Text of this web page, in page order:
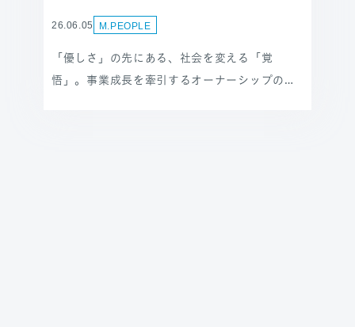
26.06.05 M.PEOPLE
「優しさ」の先にある、社会を変える「覚
悟」。事業成長を牽引するオーナーシップの真